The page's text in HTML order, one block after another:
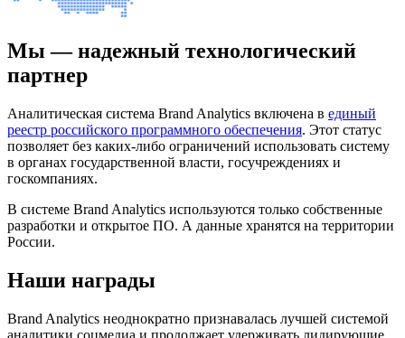
Мы — надежный технологический
партнер
Аналитическая система Brand Analytics включена в единый
реестр российского программного обеспечения. Этот статус
позволяет без каких-либо ограничений использовать систему
в органах государственной власти, госучреждениях и
госкомпаниях.
В системе Brand Analytics используются только собственные
разработки и открытое ПО. А данные хранятся на территории
России.
Наши награды
Brand Analytics неоднократно признавалась лучшей системой
аналитики соцмедиа и продолжает удерживать лидирующие